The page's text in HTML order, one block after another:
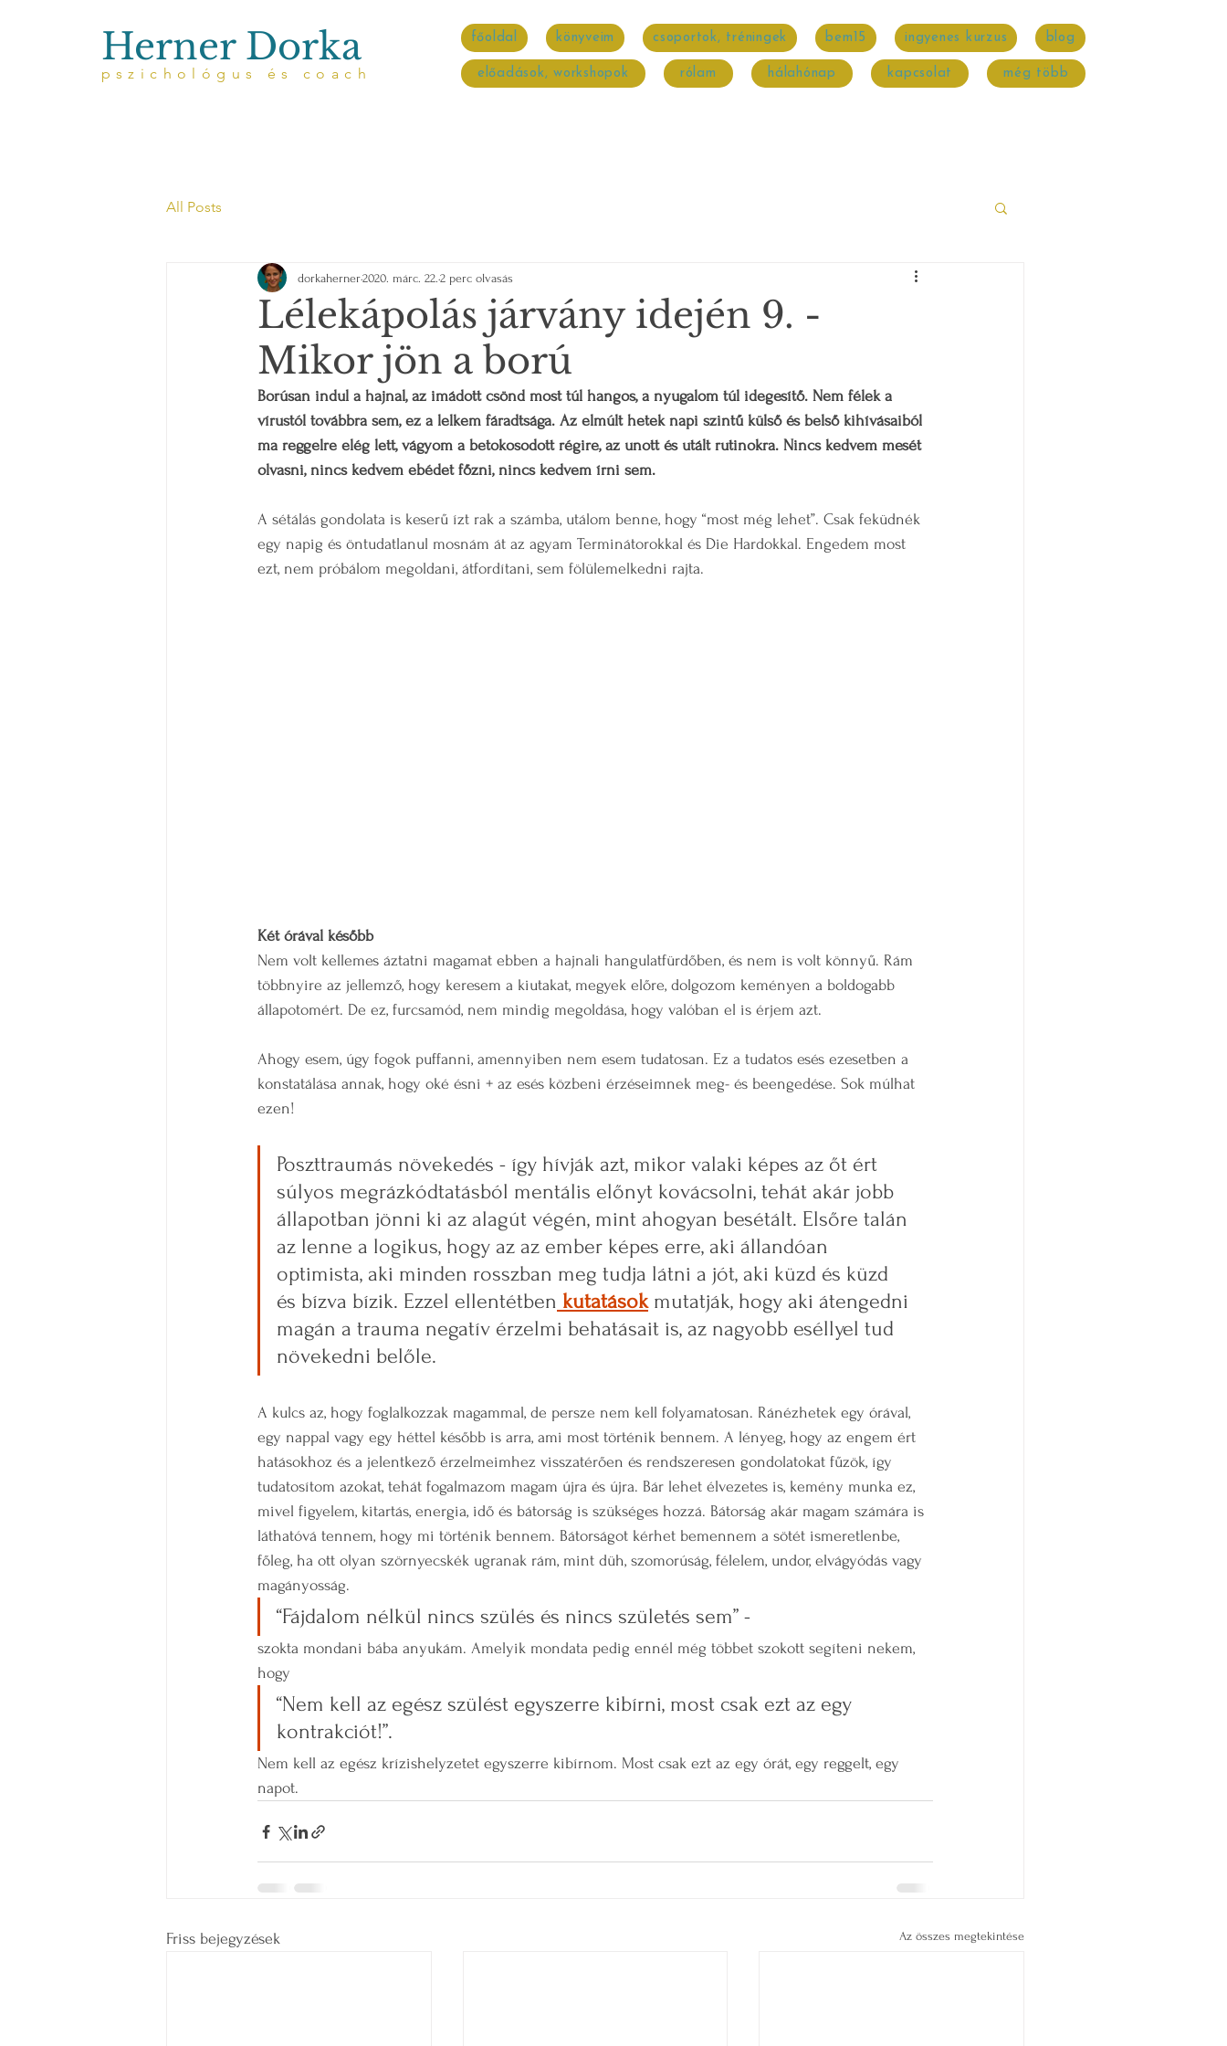
Herner Dorka
pszichológus és coach
főoldal könyveim csoportok, tréningek bem15 ingyenes kurzus blog
előadások, workshopok rólam hálahónap kapcsolat még több
All Posts
Lélekápolás járvány idején 9. -
Mikor jön a ború
dorkaherner2020. márc. 22. 2 perc olvasás
Borúsan indul a hajnal, az imádott csönd most túl hangos, a nyugalom túl idegesítő. Nem félek a
vírustól továbbra sem, ez a lelkem fáradtsága. Az elmúlt hetek napi szintű külső és belső kihívásaiból
ma reggelre elég lett, vágyom a betokosodott régire, az unott és utált rutinokra. Nincs kedvem mesét
olvasni, nincs kedvem ebédet főzni, nincs kedvem írni sem.
A sétálás gondolata is keserű ízt rak a számba, utálom benne, hogy “most még lehet”. Csak feküdnék
egy napig és öntudatlanul mosnám át az agyam Terminátorokkal és Die Hardokkal. Engedem most
ezt, nem próbálom megoldani, átfordítani, sem fölülemelkedni rajta.
Két órával később
Nem volt kellemes áztatni magamat ebben a hajnali hangulatfürdőben, és nem is volt könnyű. Rám
többnyire az jellemző, hogy keresem a kiutakat, megyek előre, dolgozom keményen a boldogabb
állapotomért. De ez, furcsamód, nem mindig megoldása, hogy valóban el is érjem azt.
Ahogy esem, úgy fogok puffanni, amennyiben nem esem tudatosan. Ez a tudatos esés ezesetben a
konstatálása annak, hogy oké ésni + az esés közbeni érzéseimnek meg- és beengedése. Sok múlhat
ezen!
Poszttraumás növekedés - így hívják azt, mikor valaki képes az őt ért
súlyos megrázkódtatásból mentális előnyt kovácsolni, tehát akár jobb
állapotban jönni ki az alagút végén, mint ahogyan besétált. Elsőre talán
az lenne a logikus, hogy az az ember képes erre, aki állandóan
optimista, aki minden rosszban meg tudja látni a jót, aki küzd és küzd
és bízva bízik. Ezzel ellentétben kutatások mutatják, hogy aki átengedni
magán a trauma negatív érzelmi behatásait is, az nagyobb eséllyel tud
növekedni belőle.
A kulcs az, hogy foglalkozzak magammal, de persze nem kell folyamatosan. Ránézhetek egy órával,
egy nappal vagy egy héttel később is arra, ami most történik bennem. A lényeg, hogy az engem ért
hatásokhoz és a jelentkező érzelmeimhez visszatérően és rendszeresen gondolatokat fűzök, így
tudatosítom azokat, tehát fogalmazom magam újra és újra. Bár lehet élvezetes is, kemény munka ez,
mivel figyelem, kitartás, energia, idő és bátorság is szükséges hozzá. Bátorság akár magam számára is
láthatóvá tennem, hogy mi történik bennem. Bátorságot kérhet bemennem a sötét ismeretlenbe,
főleg, ha ott olyan szörnyecskék ugranak rám, mint düh, szomorúság, félelem, undor, elvágyódás vagy
magányosság.
“Fájdalom nélkül nincs szülés és nincs születés sem” -
szokta mondani bába anyukám. Amelyik mondata pedig ennél még többet szokott segíteni nekem,
hogy
“Nem kell az egész szülést egyszerre kibírni, most csak ezt az egy
kontrakciót!”.
Nem kell az egész krízishelyzetet egyszerre kibírnom. Most csak ezt az egy órát, egy reggelt, egy
napot.
Friss bejegyzések Az összes megtekintése